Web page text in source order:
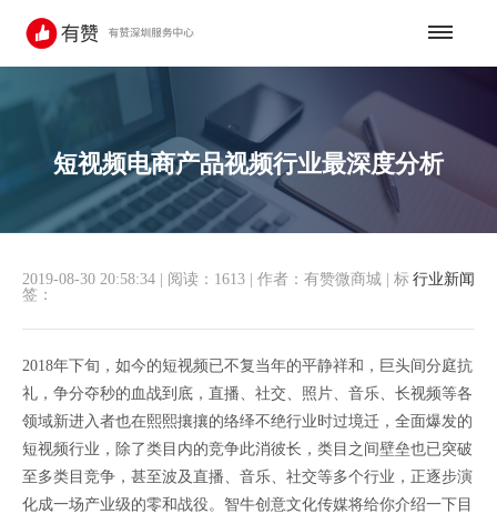
短视频电商产品视频行业最深度分析
行业新闻
2019-08-30 20:58:34 阅读：1613 作者：有赞微商城
标
签：
2018年下旬，如今的短视频已不复当年的平静祥和，巨头间分庭抗
礼，争分夺秒的血战到底，直播、社交、照片、音乐、长视频等各
领域新进入者也在熙熙攘攘的络绎不绝行业时过境迁，全面爆发的
短视频行业，除了类目内的竞争此消彼长，类目之间壁垒也已突破
至多类目竞争，甚至波及直播、音乐、社交等多个行业，正逐步演
化成一场产业级的零和战役。智牛创意文化传媒将给你介绍一下目